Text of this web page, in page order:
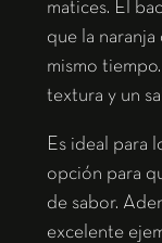
matices. El
que la
mismo
textura y un
Es ideal para
opción para
de sabor.
excelente